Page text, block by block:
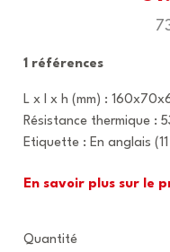
1 références
L x l x h (mm) :
Résistance thermique :
Etiquette : En anglais
En savoir plus sur le
Quantité